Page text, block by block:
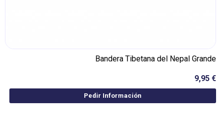
Bandera Tibetana del Nepal Grande
9,95 €
Pedir Información